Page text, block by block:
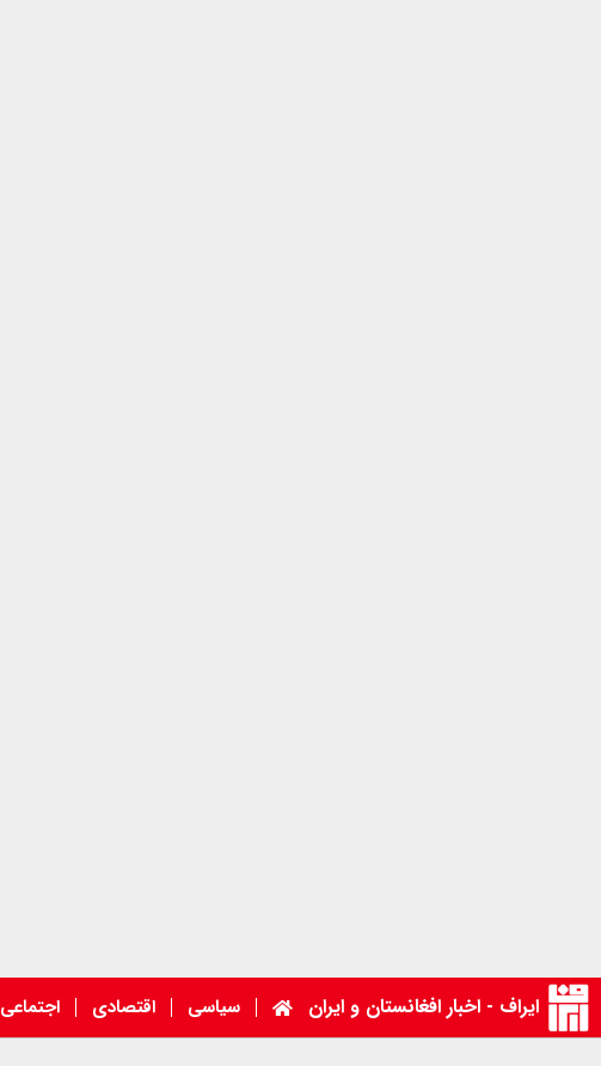
ایراف - اخبار افغانستان و ایران سیاسی اقتصادی اجتماعی